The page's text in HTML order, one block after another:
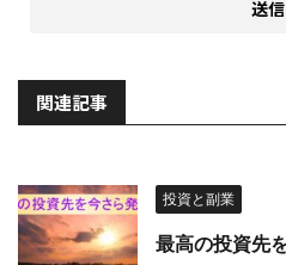
関連記事
投資と副業
最高の投資先